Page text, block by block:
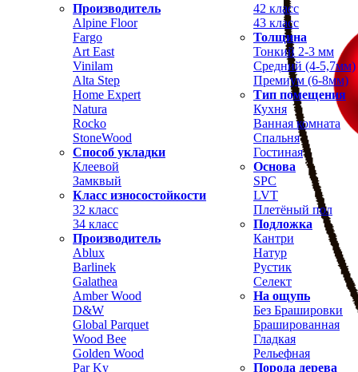
Производитель
Alpine Floor
Fargo
Art East
Vinilam
Alta Step
Home Expert
Natura
Rocko
StoneWood
Способ укладки
Клеевой
Замквый
Класс износостойкости
32 класс
34 класс
42 класс
43 класс
Толщина
Тонкий 2-3 мм
Средний (4-5,7мм)
Премиум (6-8мм)
Тип помещения
Кухня
Ванная комната
Спальня
Гостиная
Основа
SPC
LVT
Плетёный пол
Подложка
Производитель
Ablux
Barlinek
Galathea
Amber Wood
D&W
Global Parquet
Wood Bee
Golden Wood
Par Ky
Кантри
Натур
Рустик
Селект
На ощупь
Без Брашировки
Брашированная
Гладкая
Рельефная
Порода дерева